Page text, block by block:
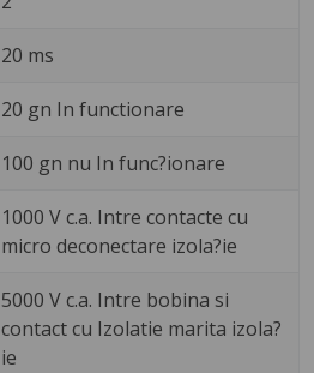
20 ms
20 gn In functionare
100 gn nu In func?ionare
1000 V c.a. Intre contacte cu
micro deconectare izola?ie
5000 V c.a. Intre bobina si
contact cu Izolatie marita izola?
ie